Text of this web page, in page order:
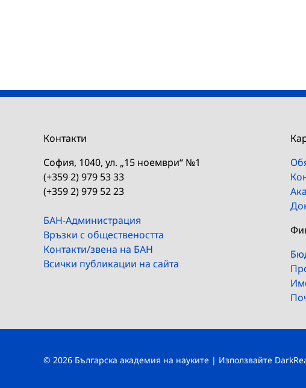
Контакти
София, 1040, ул. „15 ноември“ №1
(+359 2) 979 53 33
(+359 2) 979 52 23
БАН-Администрация
Връзки с обществеността
Контакти/звена на БАН
Всички публикации на сайта
© 2026 Българска академия на науките | Използвайте